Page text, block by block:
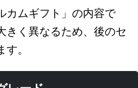
カムギフト」の内容で
きく異なるため、後のセ
。